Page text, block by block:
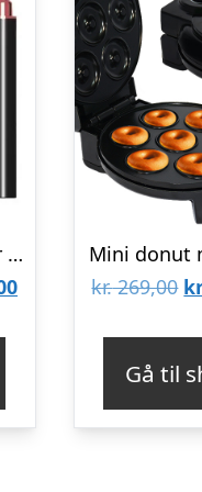
Elektrisk ørerenser med kamera – Sort
Den
kr. 248,00.
Mini donut
kr.269,00
Gå til